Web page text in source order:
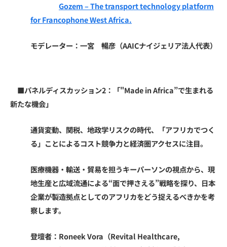
Gozem – The transport technology platform
for Francophone West Africa.
モデレーター：一宮 暢彦（AAICナイジェリア法人代表）
■パネルディスカッション2： 「"Made in Africa”で生まれる
新たな機会」
通貨変動、関税、地政学リスクの時代、「アフリカでつく
る」ことによるコスト競争力と経済圏アクセスに注目。
医療機器・輸送・貿易を担うキーパーソンの視点から、現
地生産と広域流通による“面で押さえる”戦略を探り、日本
企業が製造拠点としてのアフリカをどう捉えるべきかを考
察します。
登壇者：Roneek Vora（Revital Healthcare,